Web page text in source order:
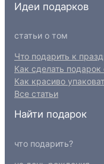
Идеи подарков
статьи о том
Что подарить к
Как сделать
Как красиво
Все статьи
Найти подарок
что подарить?